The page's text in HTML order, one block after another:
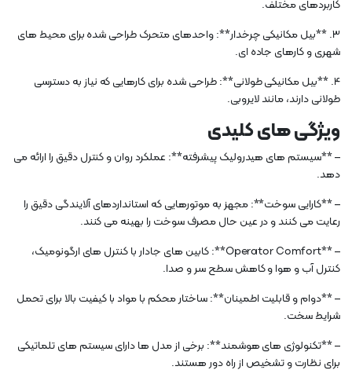
کاربردهای مختلف.
3. **بیل مکانیکی چرخدار**: واحدهای متحرک طراحی شده برای محیط های
شهری و کارهای جاده ای.
4. **بیل مکانیکی طولانی**: طراحی شده برای کارهایی که نیاز به دسترسی
طولانی دارند، مانند لایروبی.
ویژگی های کلیدی
– **سیستم های هیدرولیک پیشرفته**: عملکرد روان و کنترل دقیق را ارائه می
دهد.
– **کارایی سوخت**: مجهز به موتورهایی که استانداردهای آلایندگی دقیق را
رعایت می کنند و در عین حال مصرف سوخت را بهینه می کنند.
– **Operator Comfort**: کابین های جادار با کنترل های ارگونومیک،
کنترل آب و هوا و کاهش سطح سر و صدا.
– **دوام و قابلیت اطمینان**: ساختار محکم با مواد با کیفیت بالا برای تحمل
شرایط سخت.
– **تکنولوژی های هوشمند**: برخی از مدل ها دارای سیستم های تلماتیکی
برای نظارت و تشخیص از راه دور هستند.